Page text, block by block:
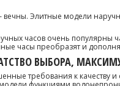
вечны. Элитные модели
часов очень популярны
часы преобразят и
ВЫБОРА,
требования к